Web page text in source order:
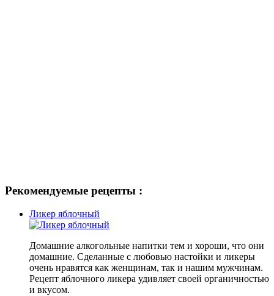
Рекомендуемые рецепты :
Ликер яблочный
Домашние алкогольные напитки тем и хороши, что они
домашние. Сделанные с любовью настойки и ликеры
очень нравятся как женщинам, так и нашим мужчинам.
Рецепт яблочного ликера удивляет своей органичностью
и вкусом.